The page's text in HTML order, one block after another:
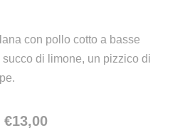
con pollo cotto a basse
di limone, un pizzico di
€13,00